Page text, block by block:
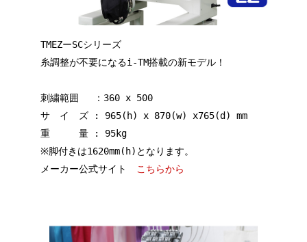
TMEZーSCシリーズ
糸調整が不要になるi-TM搭載の新モデル！
刺繍範囲 ：360 x 500
サ イ ズ : 965(h) x 870(w) x765(d) mm
重 量 : 95kg
※脚付きは1620mm(h)となります。
メーカー公式サイト
こちらから